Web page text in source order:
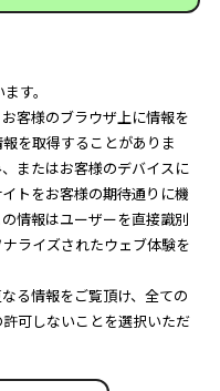
す。
客様のブラウザ上に情報を
を取得することがありま
またはお客様のデバイスに
トをお客様の期待通りに機
情報はユーザーを直接識別
ライズされたウェブ体験を
る情報をご覧頂け、全ての
可しないことを選択いただ